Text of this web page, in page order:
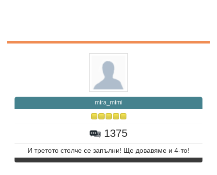
mira_mimi
1375
И третото столче се запълни! Ще довавяме и 4-то!